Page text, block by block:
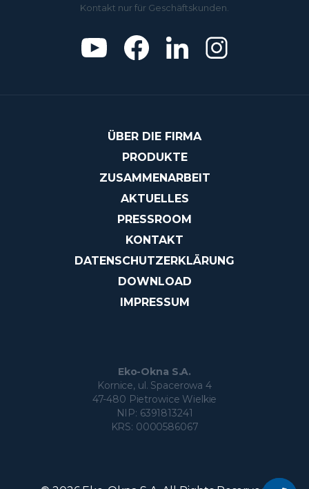
Kontakt nur für Geschäftskunden.
ÜBER DIE FIRMA
PRODUKTE
ZUSAMMENARBEIT
AKTUELLES
PRESSROOM
KONTAKT
DATENSCHUTZERKLÄRUNG
DOWNLOAD
IMPRESSUM
Eko-Okna S.A.
Kornice, ul. Spacerowa 4
47-480 Pietrowice Wielkie
NIP: 6391813241
KRS: 0000586067
Möchten